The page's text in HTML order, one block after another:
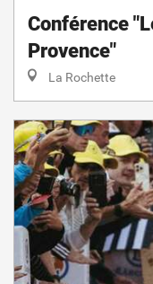
Conférence
Provence"
La Rochette